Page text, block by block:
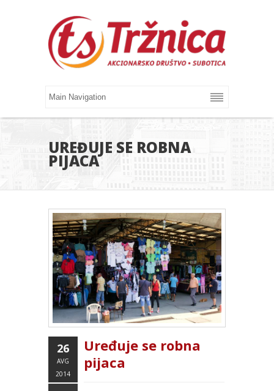
UREĐUJE SE ROBNA
PIJACA
26
AVG
2014
Uređuje se robna
pijaca